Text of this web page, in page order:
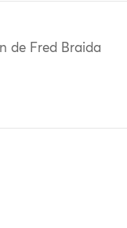
de Fred Braida